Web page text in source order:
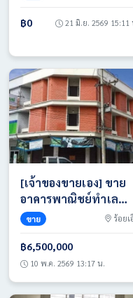
ตามใจคุณ จบครบพร้อ
0817420943
฿0 21 มิ.ย. 2569 15:11
[เจ้าของขายเอง] ขาย
อาคารพาณิชย์ทำเล
ศักยภาพ ใจกลางเมือง
ร้อยเอ็ด โทร
0933706762
ขาย ร้อยเ
฿6,500,000
10 พ.ค. 2569 13:17 น.